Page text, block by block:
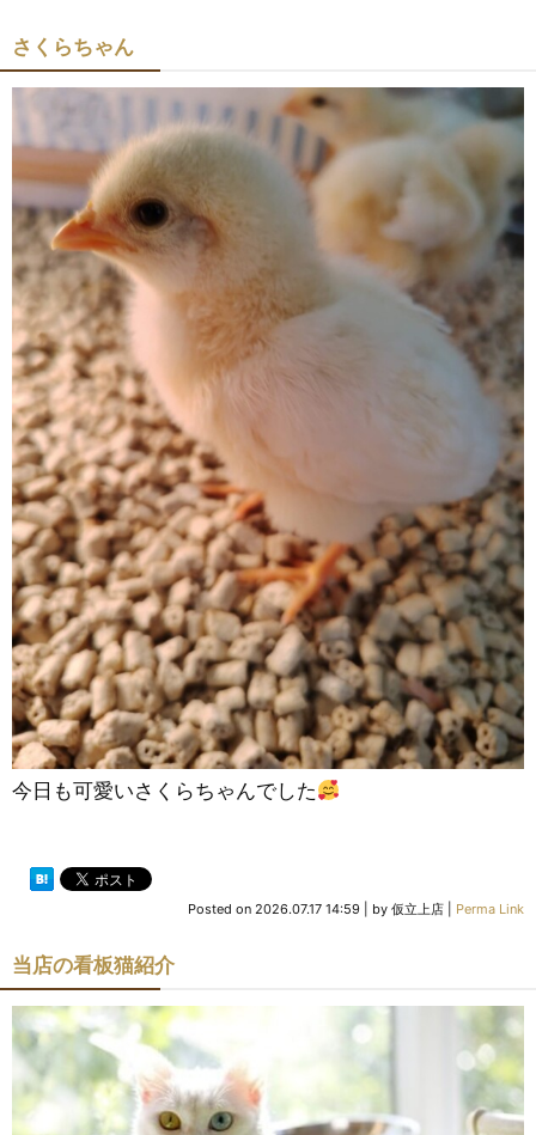
さくらちゃん
今日も可愛いさくらちゃんでした
Posted on 2026.07.17 14:59 by 仮立上店 Perma Link
当店の看板猫紹介